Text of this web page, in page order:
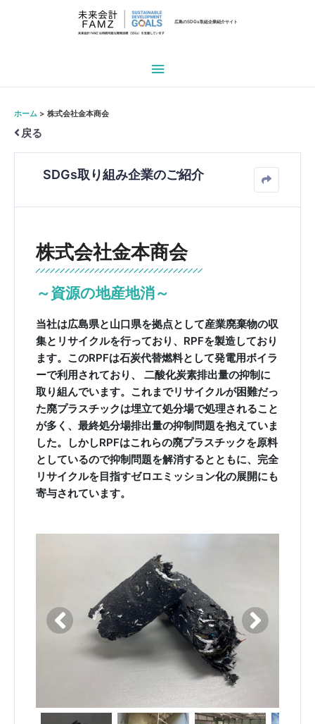
広島のSDGs取組企業紹介サイト
メ
メ
ー
ホーム 株式会社金本商会
戻る
SDGs取り組み企業のご紹介
株式会社金本商会
～資源の地産地消～
当社は広島県と山口県を拠点として産業廃棄物の収
集とリサイクルを行っており、RPFを製造しており
ます。このRPFは石炭代替燃料として発電用ボイラ
ーで利用されており、 二酸化炭素排出量の抑制に
取り組んでいます。これまでリサイクルが困難だっ
た廃プラスチックは埋立て処分場で処理されること
が多く、最終処分場排出量の抑制問題を抱えていま
した。しかしRPFはこれらの廃プラスチックを原料
としているので抑制問題を解消するとともに、完全
リサイクルを目指すゼロエミッション化の展開にも
寄与されています。